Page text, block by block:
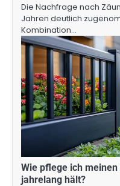
Die Nachfrage nach
Jahren deutlich
Kombination…
Wie pflege ich
jahrelang hält?